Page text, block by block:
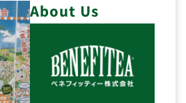
About Us